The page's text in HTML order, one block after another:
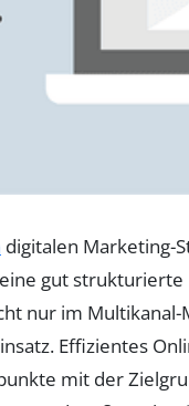
digitalen Marketing-
gut
nur im
Effizientes
mit der